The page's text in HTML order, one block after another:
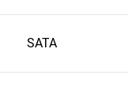
SATA